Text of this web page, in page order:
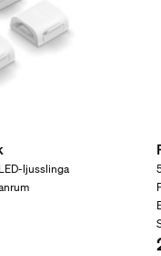
mått
ljusslinga